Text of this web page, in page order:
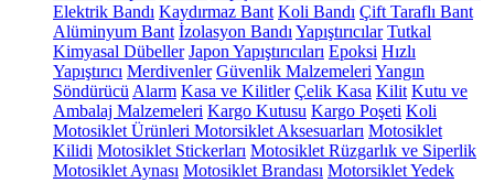
Elektrik Bandı Kaydırmaz Bant Koli Bandı Çift Taraflı Bant
Alüminyum Bant İzolasyon Bandı Yapıştırıcılar Tutkal
Kimyasal Dübeller Japon Yapıştırıcıları Epoksi Hızlı
Yapıştırıcı Merdivenler Güvenlik Malzemeleri Yangın
Söndürücü Alarm Kasa ve Kilitler Çelik Kasa Kilit Kutu ve
Ambalaj Malzemeleri Kargo Kutusu Kargo Poşeti Koli
Motosiklet Ürünleri Motorsiklet Aksesuarları Motosiklet
Kilidi Motosiklet Stickerları Motosiklet Rüzgarlık ve Siperlik
Motosiklet Aynası Motosiklet Brandası Motorsiklet Yedek